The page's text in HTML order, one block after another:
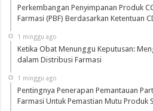
Perkembangan Penyimpanan Produk
Farmasi (PBF) Berdasarkan Ketentuan
1 minggu ago
Ketika Obat Menunggu Keputusan:
dalam Distribusi Farmasi
1 minggu ago
Pentingnya Penerapan Pemantauan
Farmasi Untuk Pemastian Mutu Produk